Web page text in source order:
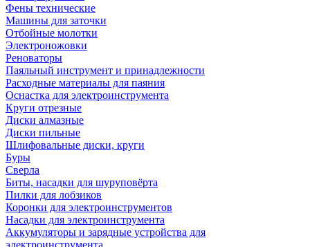
Фены технические
Машины для заточки
Отбойные молотки
Электроножовки
Реноваторы
Паяльный инструмент и принадлежности
Расходные материалы для паяния
Оснастка для электроинструмента
Круги отрезные
Диски алмазные
Диски пильные
Шлифовальные диски, круги
Буры
Сверла
Биты, насадки для шуруповёрта
Пилки для лобзиков
Коронки для электроинструментов
Насадки для электроинструмента
Аккумуляторы и зарядные устройства для
электроинструмента